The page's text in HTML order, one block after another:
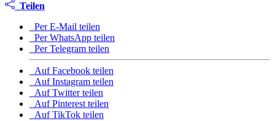
Teilen
Per E-Mail teilen
Per WhatsApp teilen
Per Telegram teilen
Auf Facebook teilen
Auf Instagram teilen
Auf Twitter teilen
Auf Pinterest teilen
Auf TikTok teilen